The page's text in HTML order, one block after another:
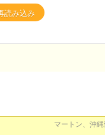
読み込み
マートン、沖縄